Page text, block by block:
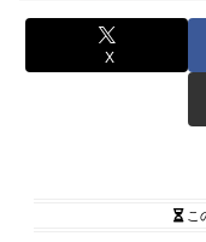
X
こ